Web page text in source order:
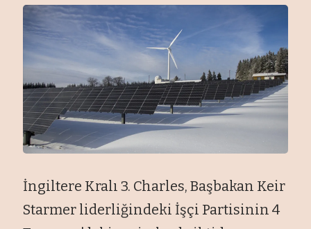
İngiltere Kralı 3. Charles, Başbakan Keir
Starmer liderliğindeki İşçi Partisinin 4